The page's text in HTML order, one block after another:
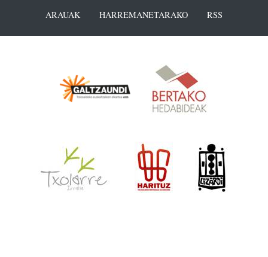
ARAUAK
HARREMANETARAKO RSS